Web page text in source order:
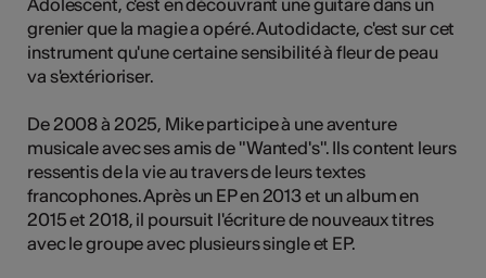
grenier que la magie a opéré. Autodidacte, c'est sur cet
instrument qu'une certaine sensibilité à fleur de peau
va s'extérioriser.
De 2008 à 2025, Mike participe à une aventure
musicale avec ses amis de "Wanted's". Ils content leurs
ressentis de la vie au travers de leurs textes
francophones. Après un EP en 2013 et un album en
2015 et 2018, il poursuit l'écriture de nouveaux titres
avec le groupe avec plusieurs single et EP.